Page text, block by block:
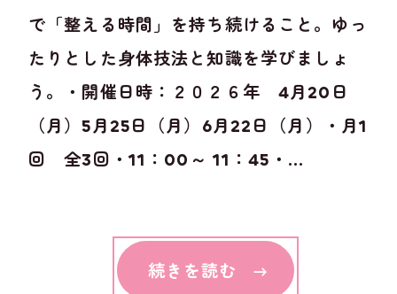
で「整える時間」を持ち続けること。ゆっ
たりとした身体技法と知識を学びましょ
う。・開催日時：２０２６年 4月20日
（月）5月25日（月）6月22日（月）・月1
回 全3回・11：00～ 11：45・...
続きを読む